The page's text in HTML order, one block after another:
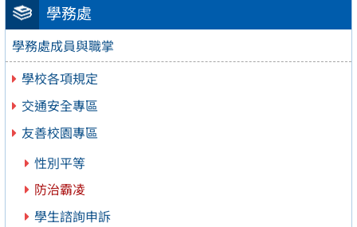
學務處
學務處成員與職掌
學校各項規定
交通安全專區
友善校園專區
性別平等
防治霸凌
學生諮詢申訴